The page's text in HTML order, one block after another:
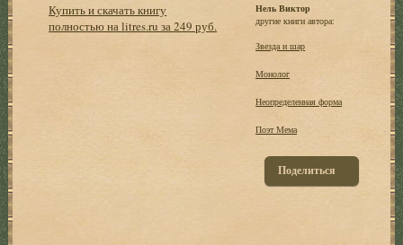
Купить и скачать книгу
полностью на litres.ru за 249 руб.
Нель Виктор
другие книги автора:
Звезда и шар
Монолог
Неопределенная форма
Поэт Мема
Поделиться